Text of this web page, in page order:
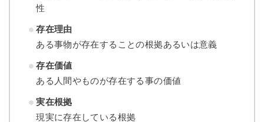
性
存在理由
ある事物が存在することの根拠あるいは意義
存在価値
ある人間やものが存在する事の価値
実在根拠
現実に存在している根拠